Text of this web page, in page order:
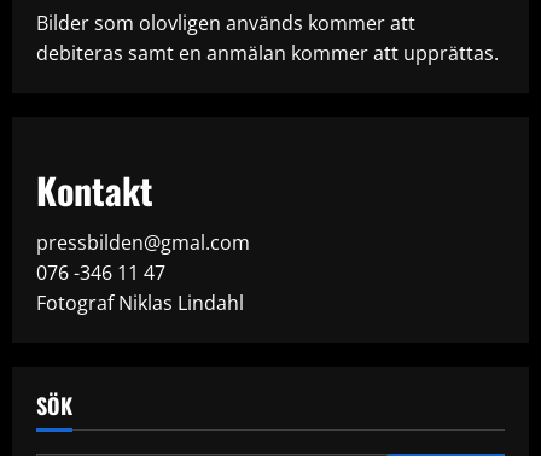
Bilder som olovligen används kommer att
debiteras samt en anmälan kommer att upprättas.
Kontakt
pressbilden@gmal.com
076 -346 11 47
Fotograf Niklas Lindahl
SÖK